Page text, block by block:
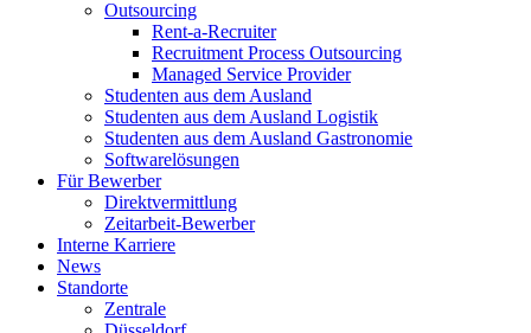
Outsourcing
Rent-a-Recruiter
Recruitment Process Outsourcing
Managed Service Provider
Studenten aus dem Ausland
Studenten aus dem Ausland Logistik
Studenten aus dem Ausland Gastronomie
Softwarelösungen
Für Bewerber
Direktvermittlung
Zeitarbeit-Bewerber
Interne Karriere
News
Standorte
Zentrale